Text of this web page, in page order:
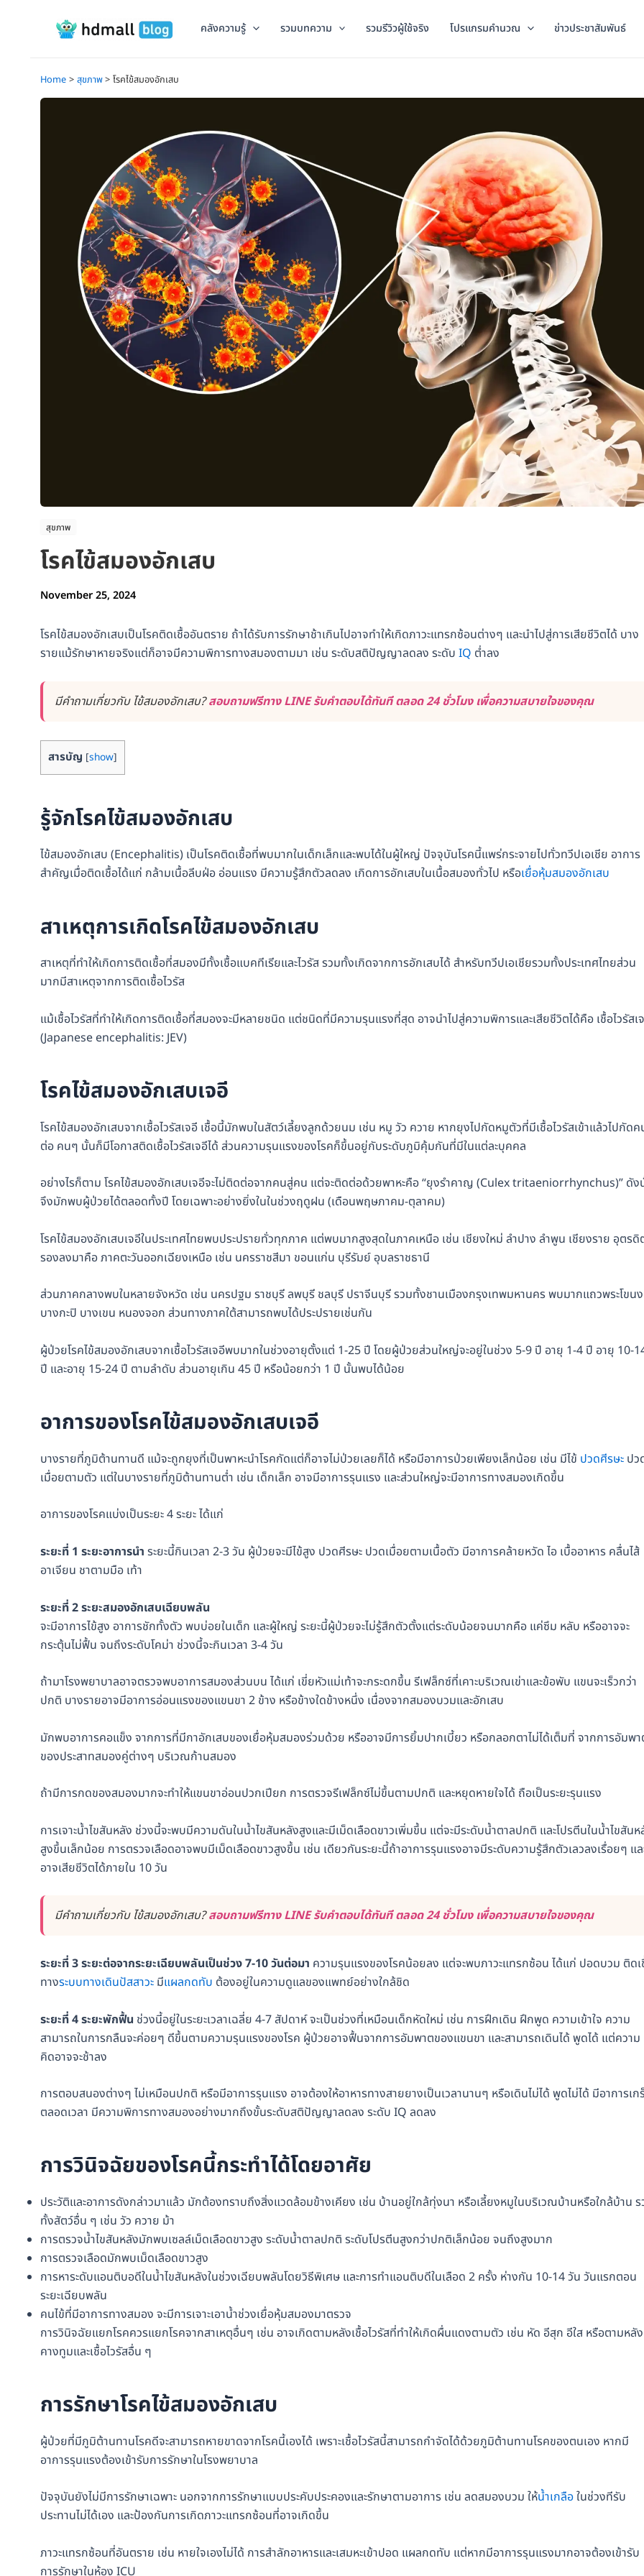
คลังความรู้ รวมบทความ รวมรีวิวผู้ใช้จริง โปรแกรมคำนวณ ข่าวประชาสัมพันธ์
Home สุขภาพ โรคไข้สมองอักเสบ
สุขภาพ
โรคไข้สมองอักเสบ
November 25, 2024
โรคไข้สมองอักเสบเป็นโรคติดเชื้ออันตราย ถ้าได้รับการรักษาช้าเกินไปอาจทำให้เกิดภาวะแทรกซ้อนต่างๆ และนำไปสู่การเสียชีวิตได้ บาง
รายแม้รักษาหายจริงแต่ก็อาจมีความพิการทางสมองตามมา เช่น ระดับสติปัญญาลดลง ระดับ IQ ต่ำลง
มีคำถามเกี่ยวกับ ไข้สมองอักเสบ?สอบถามฟรีทาง LINE รับคำตอบได้ทันที ตลอด 24 ชั่วโมง เพื่อความสบายใจของคุณ
สารบัญ [show]
รู้จักโรคไข้สมองอักเสบ
ไข้สมองอักเสบ (Encephalitis) เป็นโรคติดเชื้อที่พบมากในเด็กเล็กและพบได้ในผู้ใหญ่ ปัจจุบันโรคนี้แพร่กระจายไปทั่วทวีปเอเชีย อาการ
สำคัญเมื่อติดเชื้อได้แก่ กล้ามเนื้อลีบฝ่อ อ่อนแรง มีความรู้สึกตัวลดลง เกิดการอักเสบในเนื้อสมองทั่วไป หรือเยื่อหุ้มสมองอักเสบ
สาเหตุการเกิดโรคไข้สมองอักเสบ
สาเหตุที่ทำให้เกิดการติดเชื้อที่สมองมีทั้งเชื้อแบคทีเรียและไวรัส รวมทั้งเกิดจากการอักเสบได้ สำหรับทวีปเอเชียรวมทั้งประเทศไทยส่วน
มากมีสาเหตุจากการติดเชื้อไวรัส
แม้เชื้อไวรัสที่ทำให้เกิดการติดเชื้อที่สมองจะมีหลายชนิด แต่ชนิดที่มีความรุนแรงที่สุด อาจนำไปสู่ความพิการและเสียชีวิตได้คือ เชื้อไวรัสเ
(Japanese encephalitis: JEV)
โรคไข้สมองอักเสบเจอี
โรคไข้สมองอักเสบจากเชื้อไวรัสเจอี เชื้อนี้มักพบในสัตว์เลี้ยงลูกด้วยนม เช่น หมู วัว ควาย หากยุงไปกัดหมูตัวที่มีเชื้อไวรัสเข้าแล้วไปกัดค
ต่อ คนๆ นั้นก็มีโอกาสติดเชื้อไวรัสเจอีได้ ส่วนความรุนแรงของโรคก็ขึ้นอยู่กับระดับภูมิคุ้มกันที่มีในแต่ละบุคคล
อย่างไรก็ตาม โรคไข้สมองอักเสบเจอีจะไม่ติดต่อจากคนสู่คน แต่จะติดต่อด้วยพาหะคือ “ยุงรำคาญ (Culex tritaeniorrhynchus)” ดัง
จึงมักพบผู้ป่วยได้ตลอดทั้งปี โดยเฉพาะอย่างยิ่งในในช่วงฤดูฝน (เดือนพฤษภาคม-ตุลาคม)
โรคไข้สมองอักเสบเจอีในประเทศไทยพบประปรายทั่วทุกภาค แต่พบมากสูงสุดในภาคเหนือ เช่น เชียงใหม่ ลำปาง ลำพูน เชียงราย อุตร
รองลงมาคือ ภาคตะวันออกเฉียงเหนือ เช่น นครราชสีมา ขอนแก่น บุรีรัมย์ อุบลราชธานี
ส่วนภาคกลางพบในหลายจังหวัด เช่น นครปฐม ราชบุรี ลพบุรี ชลบุรี ปราจีนบุรี รวมทั้งชานเมืองกรุงเทพมหานคร พบมากแถวพระโขนง
บางกะปิ บางเขน หนองจอก ส่วนทางภาคใต้สามารถพบได้ประปรายเช่นกัน
ผู้ป่วยโรคไข้สมองอักเสบจากเชื้อไวรัสเจอีพบมากในช่วงอายุตั้งแต่ 1-25 ปี โดยผู้ป่วยส่วนใหญ่จะอยู่ในช่วง 5-9 ปี อายุ 1-4 ปี อายุ 10-
ปี และอายุ 15-24 ปี ตามลำดับ ส่วนอายุเกิน 45 ปี หรือน้อยกว่า 1 ปี นั้นพบได้น้อย
อาการของโรคไข้สมองอักเสบเจอี
บางรายที่ภูมิต้านทานดี แม้จะถูกยุงที่เป็นพาหะนำโรคกัดแต่ก็อาจไม่ป่วยเลยก็ได้ หรือมีอาการป่วยเพียงเล็กน้อย เช่น มีไข้ ปวดศีรษะ ปว
เมื่อยตามตัว แต่ในบางรายที่ภูมิต้านทานต่ำ เช่น เด็กเล็ก อาจมีอาการรุนแรง และส่วนใหญ่จะมีอาการทางสมองเกิดขึ้น
อาการของโรคแบ่งเป็นระยะ 4 ระยะ ได้แก่
ระยะที่ 1 ระยะอาการนำ ระยะนี้กินเวลา 2-3 วัน ผู้ป่วยจะมีไข้สูง ปวดศีรษะ ปวดเมื่อยตามเนื้อตัว มีอาการคล้ายหวัด ไอ เบื้ออาหาร คลื่นไส้
อาเจียน ชาตามมือ เท้า
ระยะที่2 ระยะสมองอักเสบเฉียบพลัน
จะมีอาการไข้สูง อาการชักทั้งตัว พบบ่อยในเด็ก และผู้ใหญ่ ระยะนี้ผู้ป่วยจะไม่รู้สึกตัวตั้งแต่ระดับน้อยจนมากคือ แค่ซึม หลับ หรืออาจจะ
กระตุ้นไม่ฟื้น จนถึงระดับโคม่า ช่วงนี้จะกินเวลา 3-4 วัน
ถ้ามาโรงพยาบาลอาจตรวจพบอาการสมองส่วนบน ได้แก่ เขี่ยหัวแม่เท้าจะกระดกขึ้น รีเฟล็กซ์ที่เคาะบริเวณเข่าและข้อพับ แขนจะเร็วกว่า
ปกติ บางรายอาจมีอาการอ่อนแรงของแขนขา 2 ข้าง หรือข้างใดข้างหนึ่ง เนื่องจากสมองบวมและอักเสบ
มักพบอาการคอแข็ง จากการที่มีกาอักเสบของเยื่อหุ้มสมองร่วมด้วย หรืออาจมีการยิ้มปากเบี้ยว หรือกลอกตาไม่ได้เต็มที่ จากการอัมพ
ของประสาทสมองคู่ต่างๆ บริเวณก้านสมอง
ถ้ามีการกดของสมองมากจะทำให้แขนขาอ่อนปวกเปียก การตรวจรีเฟล็กซ์ไม่ขึ้นตามปกติ และหยุดหายใจได้ ถือเป็นระยะรุนแรง
การเจาะน้ำไขสันหลัง ช่วงนี้จะพบมีความดันในน้ำไขสันหลังสูงและมีเม็ดเลือดขาวเพิ่มขึ้น แต่จะมีระดับน้ำตาลปกติ และโปรตีนในน้ำไขสันห
สูงขึ้นเล็กน้อย การตรวจเลือดอาจพบมีเม็ดเลือดขาวสูงขึ้น เช่น เดียวกันระยะนี้ถ้าอาการรุนแรงอาจมีระดับความรู้สึกตัวเลวลงเรื่อยๆ แล
อาจเสียชีวิตได้ภายใน 10 วัน
มีคำถามเกี่ยวกับ ไข้สมองอักเสบ?สอบถามฟรีทาง LINE รับคำตอบได้ทันที ตลอด 24 ชั่วโมง เพื่อความสบายใจของคุณ
ระยะที่ 3 ระยะต่อจากระยะเฉียบพลันเป็นช่วง 7-10 วันต่อมา ความรุนแรงของโรคน้อยลง แต่จะพบภาวะแทรกซ้อน ได้แก่ ปอดบวม ติด
ทางระบบทางเดินปัสสาวะ มีแผลกดทับ ต้องอยู่ในความดูแลของแพทย์อย่างใกล้ชิด
ระยะที่4 ระยะพักฟื้น ช่วงนี้อยู่ในระยะเวลาเฉลี่ย 4-7 สัปดาห์ จะเป็นช่วงที่เหมือนเด็กหัดใหม่ เช่น การฝึกเดิน ฝึกพูด ความเข้าใจ ความ
สามารถในการกลืนจะค่อยๆ ดีขึ้นตามความรุนแรงของโรค ผู้ป่วยอาจฟื้นจากการอัมพาตของแขนขา และสามารถเดินได้ พูดได้ แต่ความ
คิดอาจจะช้าลง
การตอบสนองต่างๆ ไม่เหมือนปกติ หรือมีอาการรุนแรง อาจต้องให้อาหารทางสายยางเป็นเวลานานๆ หรือเดินไม่ได้ พูดไม่ได้ มีอาการเก
ตลอดเวลา มีความพิการทางสมองอย่างมากถึงขั้นระดับสติปัญญาลดลง ระดับ IQ ลดลง
การวินิจฉัยของโรคนี้กระทำได้โดยอาศัย
ประวัติและอาการดังกล่าวมาแล้ว มักต้องทราบถึงสิ่งแวดล้อมข้างเคียง เช่น บ้านอยู่ใกล้ทุ่งนา หรือเลี้ยงหมูในบริเวณบ้านหรือใกล้บ้าน ร
ทั้งสัตว์อื่น ๆ เช่น วัว ควาย ม้า
การตรวจน้ำไขสันหลังมักพบเซลล์เม็ดเลือดขาวสูง ระดับน้ำตาลปกติ ระดับโปรตีนสูงกว่าปกติเล็กน้อย จนถึงสูงมาก
การตรวจเลือดมักพบเม็ดเลือดขาวสูง
การหาระดับแอนติบอดีในน้ำไขสันหลังในช่วงเฉียบพลันโดยวิธีพิเศษ และการทำแอนติบดีในเลือด 2 ครั้ง ห่างกัน 10-14 วัน วันแรกตอน
ระยะเฉียบพลัน
คนไข้ที่มีอาการทางสมอง จะมีการเจาะเอาน้ำช่วงเยื่อหุ้มสมองมาตรวจ
การวินิจฉัยแยกโรคควรแยกโรคจากสาเหตุอื่นๆ เช่น อาจเกิดตามหลังเชื้อไวรัสที่ทำให้เกิดผื่นแดงตามตัว เช่น หัด อีสุก อีใส หรือตามหลัง
คางทูมและเชื้อไวรัสอื่น ๆ
การรักษาโรคไข้สมองอักเสบ
ผู้ป่วยที่มีภูมิต้านทานโรคดีจะสามารถหายขาดจากโรคนี้เองได้ เพราะเชื้อไวรัสนี้สามารถกำจัดได้ด้วยภูมิต้านทานโรคของตนเอง หากมี
อาการรุนแรงต้องเข้ารับการรักษาในโรงพยาบาล
ปัจจุบันยังไม่มีการรักษาเฉพาะ นอกจากการรักษาแบบประคับประคองและรักษาตามอาการ เช่น ลดสมองบวม ให้น้ำเกลือในช่วงทีรับ
ประทานไม่ได้เอง และป้องกันการเกิดภาวะแทรกซ้อนที่อาจเกิดขึ้น
ภาวะแทรกซ้อนที่อันตราย เช่น หายใจเองไม่ได้ การสำลักอาหารและเสมหะเข้าปอด แผลกดทับ แต่หากมีอาการรุนแรงมากอาจต้องเข้ารับ
การรักษาในห้อง ICU